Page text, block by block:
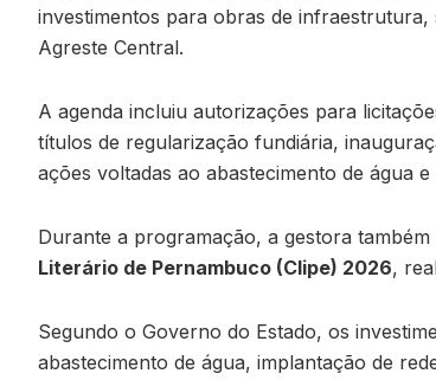
investimentos para obras de
Agreste Central.
A agenda incluiu autorizações para
títulos de regularização fundiária,
ações voltadas ao abastecimento de água
Durante a programação, a gestora
Literário de Pernambuco (Clipe) 2026,
Segundo o Governo do Estado, os
abastecimento de água, implantação de